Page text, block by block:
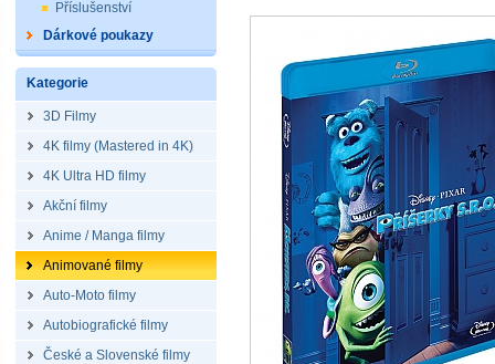
Příslušenství
Dárkové poukazy
Kategorie
3D Filmy
4K filmy (Mastered in 4K)
4K Ultra HD filmy
Akční filmy
Anime / Manga filmy
Animované filmy
Auto-Moto filmy
Autobiografické filmy
České a Slovenské filmy